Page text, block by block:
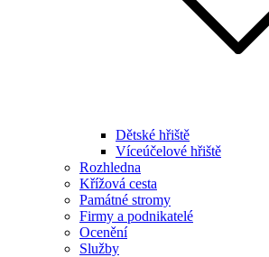
Dětské hřiště
Víceúčelové hřiště
Rozhledna
Křížová cesta
Památné stromy
Firmy a podnikatelé
Ocenění
Služby